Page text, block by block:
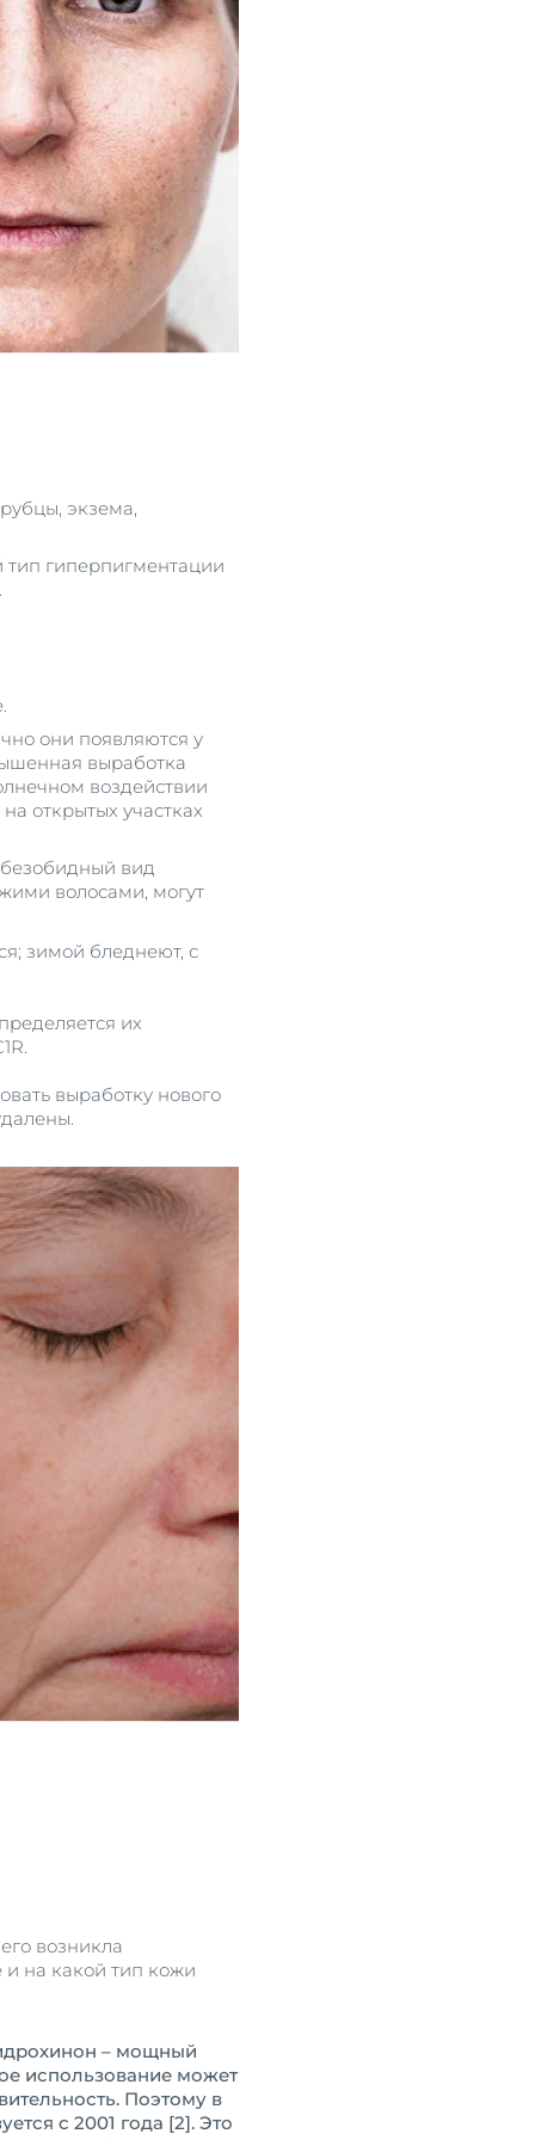
экзема,
тип гиперпигментации
они появляются у
выработка
воздействии
открытых участках
вид
волосами, могут
зимой бледнеют, с
их
выработку нового
возникла
и на какой тип кожи
– мощный
использование может
Поэтому в
с 2001 года [2]. Это